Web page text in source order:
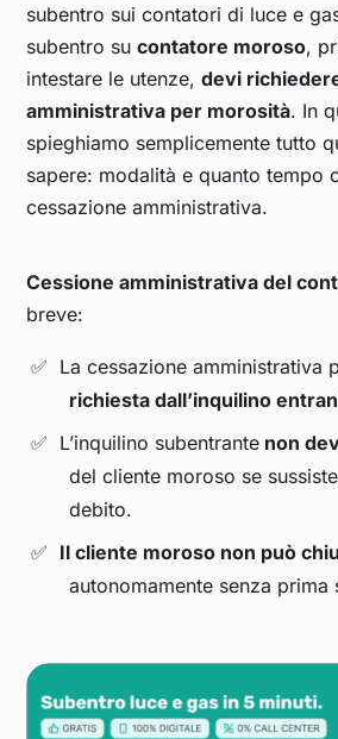
subentro sui contatori di luce e
subentro sucontatore moroso,
intestare le utenze,devi
amministrativa per morosità. In
spieghiamo semplicemente tutto
sapere: modalità e quanto tempo
cessazione amministrativa.
Cessione amministrativa del
breve:
La cessazione amministrativa
richiesta dall’inquilino
L’inquilino subentrante non
del cliente moroso se
debito.
Il cliente moroso non può
autonomamente senza